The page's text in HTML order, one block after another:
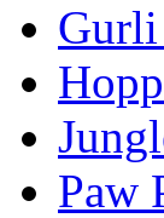
Gurli
Paw